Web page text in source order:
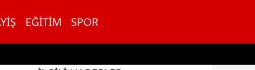
EĞITIM SPOR